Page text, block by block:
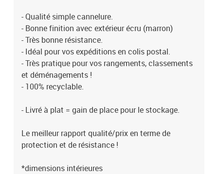
- Qualité simple cannelure.
- Bonne finition avec extérieur écru (marron)
- Très bonne résistance.
- Idéal pour vos expéditions en colis postal.
- Très pratique pour vos rangements, classements
et déménagements !
- 100% recyclable.
- Livré à plat = gain de place pour le stockage.
Le meilleur rapport qualité/prix en terme de
protection et de résistance !
*dimensions intérieures